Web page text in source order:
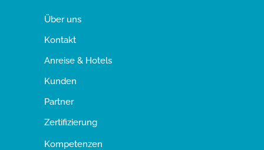
Über uns
Kontakt
Anreise & Hotels
Kunden
Partner
Zertifizierung
Kompetenzen